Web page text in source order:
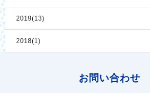
2019(13)
2018(1)
お問い合わせ